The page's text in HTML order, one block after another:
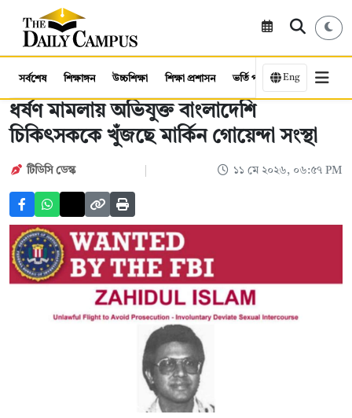
সর্বশেষ শিক্ষাঙ্গন উচ্চশিক্ষা শিক্ষা প্রশাসন ভর্তি পরীক্ষা কর্মসংস্থান
Eng
ধর্ষণ মামলায় অভিযুক্ত বাংলাদেশি
চিকিৎসককে খুঁজছে মার্কিন গোয়েন্দা সংস্থা
টিডিসি ডেস্ক ১১ মে ২০২৬, ০৬:৫৭ PM